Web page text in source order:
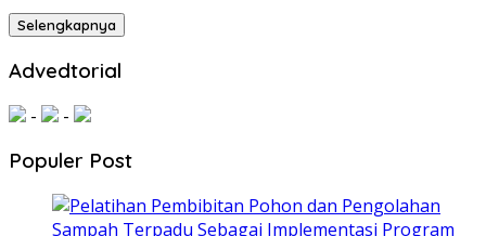
Selengkapnya
Advedtorial
- -
Populer Post